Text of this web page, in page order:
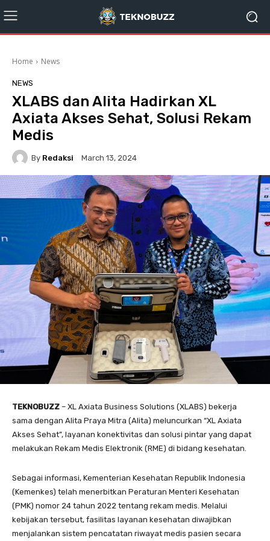
Home News
NEWS
XLABS dan Alita Hadirkan XL
Axiata Akses Sehat, Solusi Rekam
Medis
By Redaksi March 13, 2024
TEKNOBUZZ – XL Axiata Business Solutions (XLABS) bekerja
sama dengan Alita Praya Mitra (Alita) meluncurkan “XL Axiata
Akses Sehat”, layanan konektivitas dan solusi pintar yang dapat
melakukan Rekam Medis Elektronik (RME) di bidang kesehatan.
Sebagai informasi, Kementerian Kesehatan Republik Indonesia
(Kemenkes) telah menerbitkan Peraturan Menteri Kesehatan
(PMK) nomor 24 tahun 2022 tentang rekam medis. Melalui
kebijakan tersebut, fasilitas layanan kesehatan diwajibkan
menjalankan sistem pencatatan riwayat medis pasien secara